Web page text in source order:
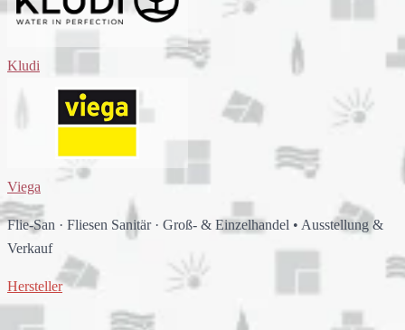
Kludi
Viega
Flie-San · Fliesen Sanitär· Groß- & Einzelhandel • Ausstellung &
Verkauf
Hersteller